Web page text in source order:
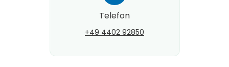
Telefon
+49 4402 92850